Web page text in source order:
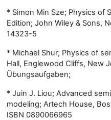
* Simon Min Sze; Physics of
Edition; John Wiley & Sons,
14323-5
* Michael Shur; Physics of
Hall, Englewood Cliffs, New
Übungsaufgaben;
* Juin J. Liou; Advanced
modeling; Artech House,
ISBN 0890066965